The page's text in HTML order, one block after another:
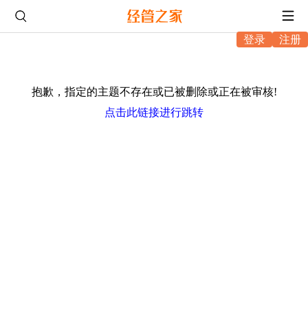
登录 注册
抱歉，指定的主题不存在或已被删除或正在被审核!
点击此链接进行跳转